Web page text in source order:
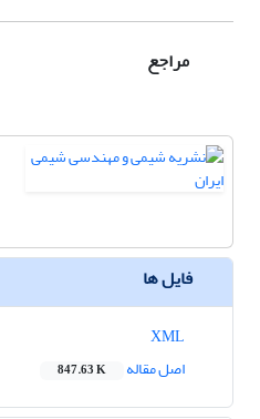
مراجع
فایل ها
اصل مقاله
847.63 K